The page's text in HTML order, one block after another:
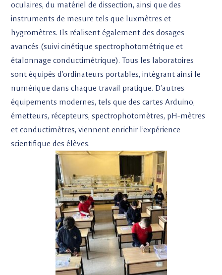
oculaires, du matériel de dissection, ainsi que des
instruments de mesure tels que luxmètres et
hygromètres. Ils réalisent également des dosages
avancés (suivi cinétique spectrophotométrique et
étalonnage conductimétrique). Tous les laboratoires
sont équipés d’ordinateurs portables, intégrant ainsi le
numérique dans chaque travail pratique. D’autres
équipements modernes, tels que des cartes Arduino,
émetteurs, récepteurs, spectrophotomètres, pH-mètres
et conductimètres, viennent enrichir l’expérience
scientifique des élèves.